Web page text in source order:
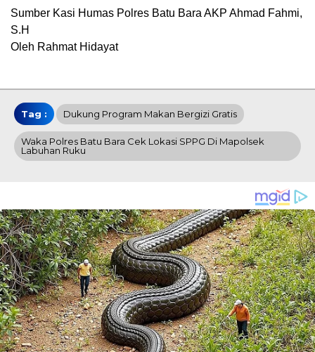
Sumber Kasi Humas Polres Batu Bara AKP Ahmad Fahmi,
S.H
Oleh Rahmat Hidayat
Tag : Dukung Program Makan Bergizi Gratis
Waka Polres Batu Bara Cek Lokasi SPPG Di Mapolsek
Labuhan Ruku